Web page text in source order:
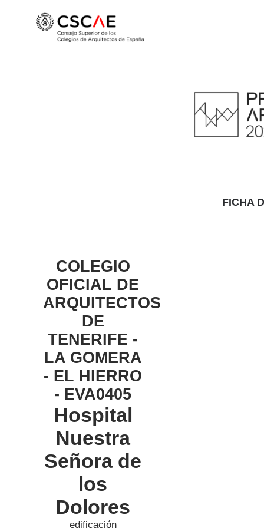
FICHA
COLEGIO
OFICIAL DE
ARQUITECTOS
DE
TENERIFE -
LA GOMERA
- EL HIERRO
- EVA0405
Hospital
Nuestra
Señora de
los
Dolores
edificación